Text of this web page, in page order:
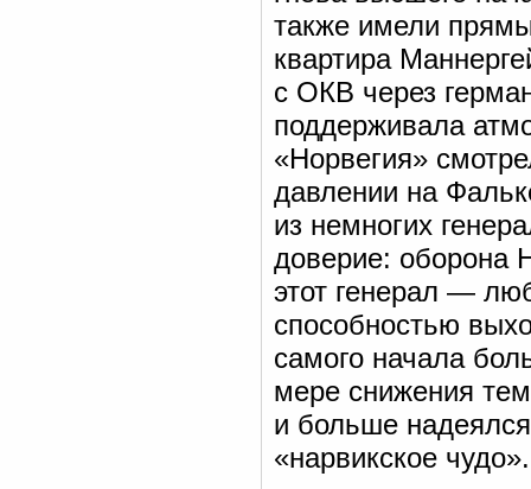
также имели
квартира
с ОКВ через
поддерживала
«Норвегия»
давлении на
из немногих
доверие: оборона
этот генерал —
способностью
самого начала
мере снижения
и больше
«нарвикское чудо».